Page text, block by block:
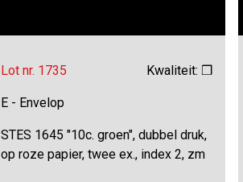
Lot nr. 1735 Kwaliteit: ❒
E - Envelop
STES 1645 "10c. groen", dubbel druk,
op roze papier, twee ex., index 2, zm